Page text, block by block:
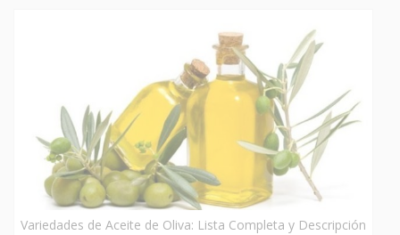
Variedades de Aceite de Oliva: Lista Completa y Descripción